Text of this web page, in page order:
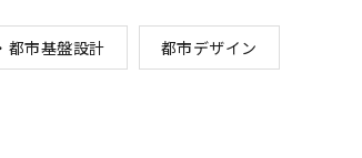
都市基盤設計 都市デザイン